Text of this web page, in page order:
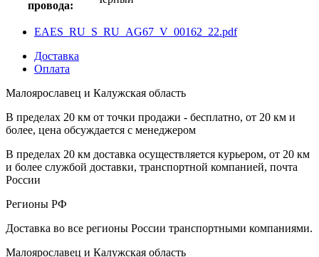
провода:
EAES_RU_S_RU_AG67_V_00162_22.pdf
Доставка
Оплата
Малоярославец и Калужская область
В пределах 20 км от точки продажи - бесплатно, от 20 км и
более, цена обсуждается с менеджером
В пределах 20 км доставка осуществляется курьером, от 20 км
и более службой доставки, транспортной компанией, почта
России
Регионы РФ
Доставка во все регионы России транспортными компаниями.
Малоярославец и Калужская область